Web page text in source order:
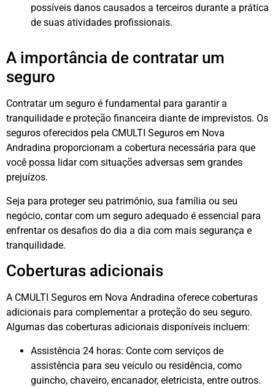
possíveis danos causados a terceiros durante a prática
de suas atividades profissionais.
A importância de contratar um
seguro
Contratar um seguro é fundamental para garantir a
tranquilidade e proteção financeira diante de imprevistos. Os
seguros oferecidos pela CMULTI Seguros em Nova
Andradina proporcionam a cobertura necessária para que
você possa lidar com situações adversas sem grandes
prejuízos.
Seja para proteger seu patrimônio, sua família ou seu
negócio, contar com um seguro adequado é essencial para
enfrentar os desafios do dia a dia com mais segurança e
tranquilidade.
Coberturas adicionais
A CMULTI Seguros em Nova Andradina oferece coberturas
adicionais para complementar a proteção do seu seguro.
Algumas das coberturas adicionais disponíveis incluem:
Assistência 24 horas: Conte com serviços de
assistência para seu veículo ou residência, como
guincho, chaveiro, encanador, eletricista, entre outros.